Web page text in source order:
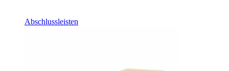
Abschlussleisten